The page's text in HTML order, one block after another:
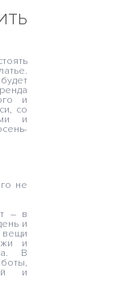
и
со
и
не
– в
и
и
В
и